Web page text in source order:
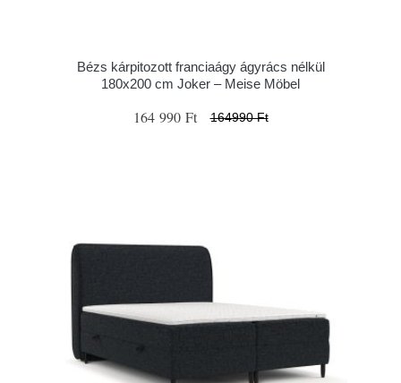
Bézs kárpitozott franciaágy ágyrács nélkül
180x200 cm Joker – Meise Möbel
164 990 Ft 164990 Ft